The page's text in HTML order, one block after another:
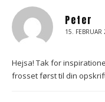
Peter
15.
Hejsa! Tak for
frosset først til din